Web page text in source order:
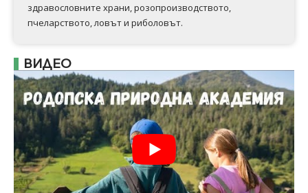
здравословните храни, розопроизводството,
пчеларството, ловът и риболовът.
ВИДЕО